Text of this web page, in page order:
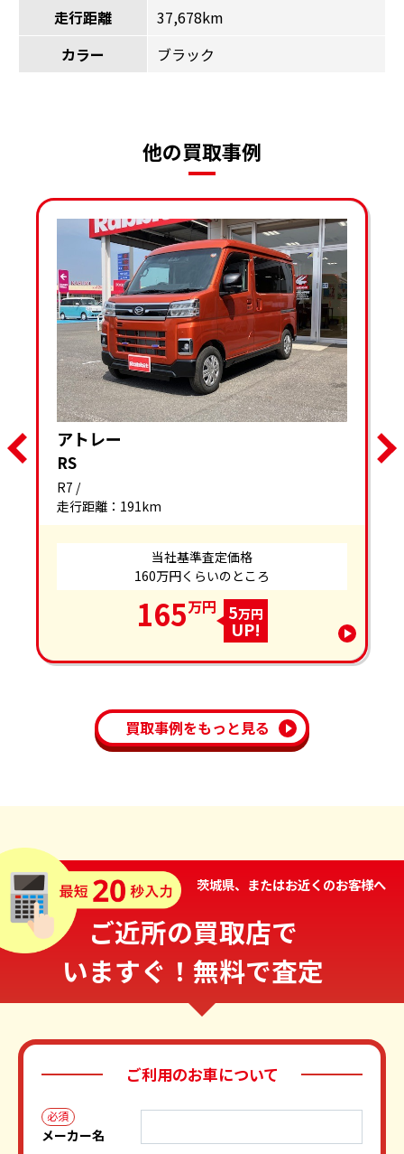
走行距離
37,678km
カラー
ブラック
他の買取事例
アトレー
RS
R7 /
走行距離：191km
当社基準査定価格
160万円くらいのところ
165万円 5万円
UP!
買取事例をもっと見る
茨城県、またはお近くのお客様へ
ご近所の買取店で
いますぐ！無料で査定
ご利用のお車について
必須
メーカー名